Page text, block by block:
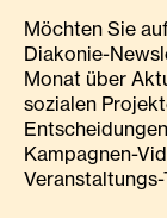
Möchten Sie
Diakonie-
Monat über
sozialen
Kampagnen-